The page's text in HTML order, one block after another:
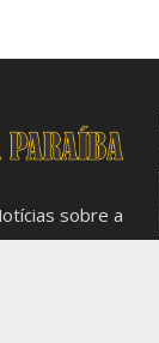
sobre a